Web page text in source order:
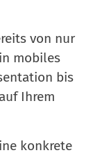
von nur
mobiles
bis
Ihrem
konkrete